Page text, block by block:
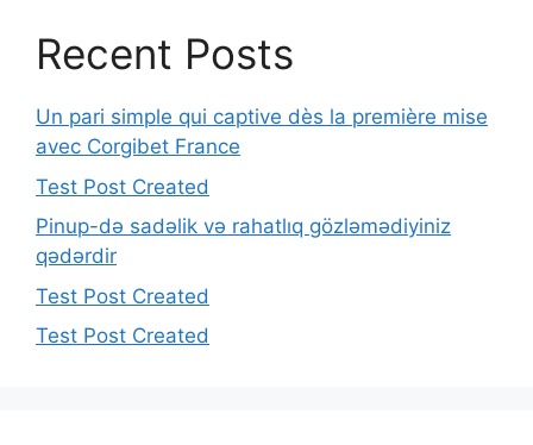
Recent Posts
Un pari simple qui captive dès la première mise
avec Corgibet France
Test Post Created
Pinup-də sadəlik və rahatlıq gözləmədiyiniz
qədərdir
Test Post Created
Test Post Created